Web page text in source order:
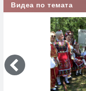
Видеа по темата